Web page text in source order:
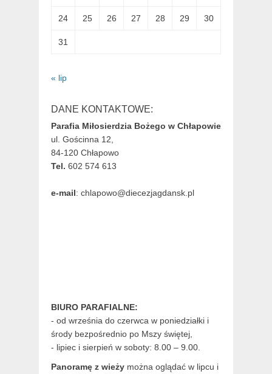
24 25 26 27 28 29 30
31
« lip
DANE KONTAKTOWE:
Parafia Miłosierdzia Bożego w Chłapowie
ul. Gościnna 12,
84-120 Chłapowo
Tel. 602 574 613
e-mail: chlapowo@diecezjagdansk.pl
BIURO PARAFIALNE:
- od września do czerwca w poniedziałki i
środy bezpośrednio po Mszy świętej,
- lipiec i sierpień w soboty: 8.00 – 9.00.
Panoramę z wieży można oglądać w lipcu i